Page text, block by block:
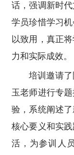
话，强调新时
学员珍惜学习
以致用，真正
力和实际成效。
培训邀请
玉老师进行专
验，系统阐述
核心要义和实
活，为参训人